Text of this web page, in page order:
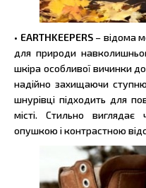
• EARTHKEEPERS– відома
для природи
шкіра особливої вичинки
надійно захищаючи
шнурівці підходить для
місті. Стильно
опушкою і контрастною